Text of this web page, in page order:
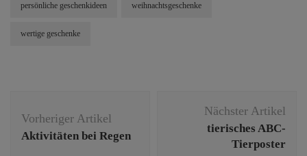
persönliche geschenkideen weihnachtsgeschenke
wertige geschenke
Vorheriger Artikel
Aktivitäten bei Regen
Nächster Artikel
tierisches ABC-
Tierposter